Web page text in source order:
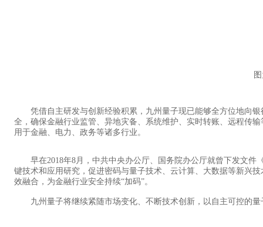
图为
凭借自主研发与创新经验积累，九州量子现已能够全方位地向银
全，确保金融行业监管、异地灾备、系统维护、实时转账、远程传
用于金融、电力、政务等诸多行业。
早在2018年8月，中共中央办公厅、国务院办公厅就曾下发文件
键技术和应用研究，促进密码与量子技术、云计算、大数据等新兴
效融合，为金融行业安全持续“加码”。
九州量子将继续紧随市场变化、不断技术创新，以自主可控的量